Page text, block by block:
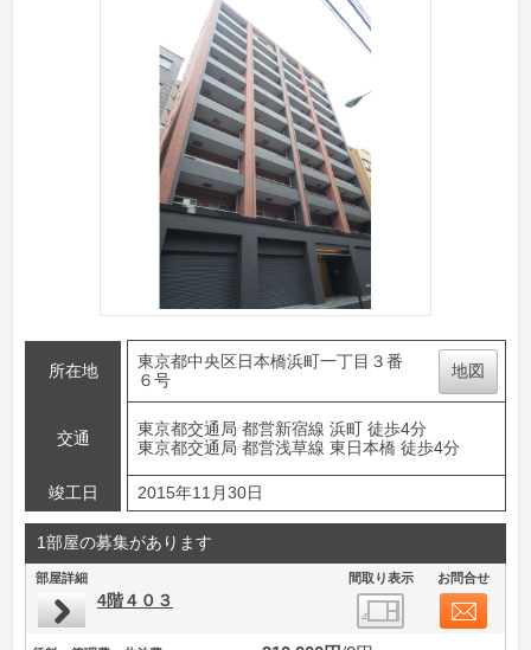
所在地
東京都中央区日本橋浜町一丁目３番
６号
地図
交通
東京都交通局 都営新宿線 浜町 徒歩4分
東京都交通局 都営浅草線 東日本橋 徒歩4分
竣工日 2015年11月30日
1部屋の募集があります
部屋詳細 間取り表示 お問合せ
4階４０３